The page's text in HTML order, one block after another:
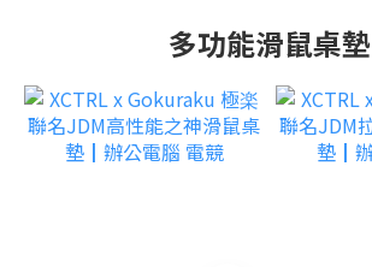
多功能滑鼠桌墊